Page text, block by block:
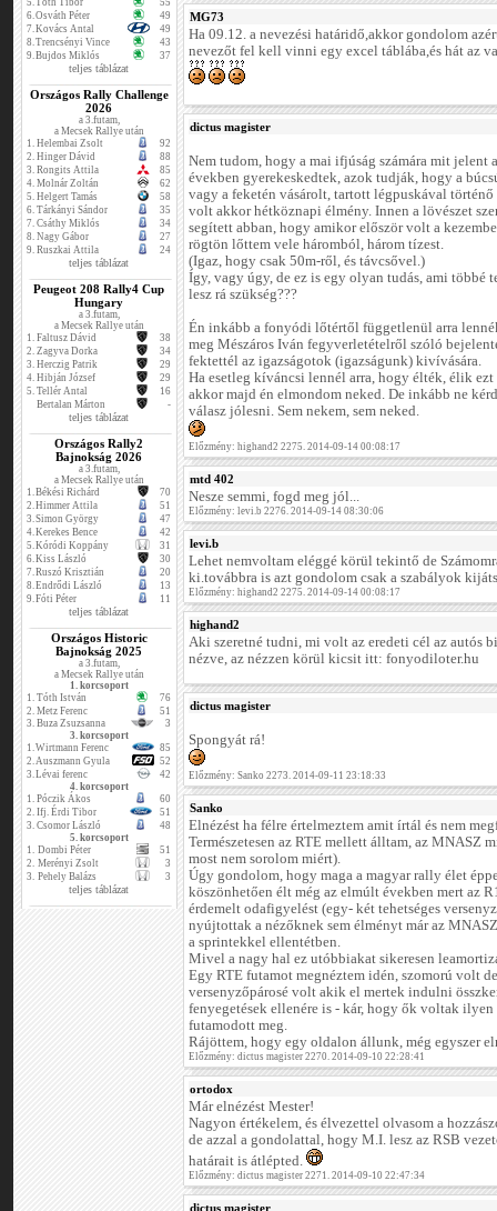
5.Tóth Tibor
55
6.Osváth Péter
49
7.Kovács Antal
49
8.Trencsényi Vince
43
9.Bujdos Miklós 37
teljes táblázat
Országos Rally Challenge
2026
a 3.futam,
a Mecsek Rallye után
1. Helembai Zsolt
92
2. Hinger Dávid
88
3. Rongits Attila
85
4. Molnár Zoltán
62
5. Helgert Tamás
58
6. Tárkányi Sándor
35
7. Csáthy Miklós
34
8. Nagy Gábor
27
9. Ruszkai Attila 24
teljes táblázat
Peugeot 208 Rally4 Cup
Hungary
a 3.futam,
a Mecsek Rallye után
1. Faltusz Dávid
38
2. Zagyva Dorka
34
3. Herczig Patrik
29
4. Hibján József
29
5. Tellér Antal
16
Bertalan Márton
-
teljes táblázat
Országos Rally2
Bajnokság 2026
a 3.futam,
a Mecsek Rallye után
1.Békési Richárd
70
2.Himmer Attila
51
3.Simon György
47
4.Kerekes Bence
42
5.Kóródi Koppány
31
6.Kiss László
30
7.Ruszó Krisztián
20
8.Endrődi László
13
9.Fóti Péter 11
teljes táblázat
Országos Historic
Bajnokság 2025
a 3.futam,
a Mecsek Rallye után
1. korcsoport
1. Tóth István
76
2. Metz Ferenc
51
3. Buza Zsuzsanna
3
3. korcsoport
1.Wirtmann Ferenc
85
2.Auszmann Gyula
52
3.Lévai ferenc
42
4. korcsoport
1. Póczik Ákos
60
2. Ifj. Érdi Tibor
51
3. Csomor László
48
5. korcsoport
1. Dombi Péter
51
2. Merényi Zsolt
3
3. Pehely Balázs 3
teljes táblázat
MG73
Ha 09.12. a nevezési határidő,akkor gondolom
nevezőt fel kell vinni egy excel táblába,és hát az
dictus magister
Nem tudom, hogy a mai ifjúság számára mit jelent
években gyerekeskedtek, azok tudják, hogy a
vagy a feketén vásárolt, tartott légpuskával történő
volt akkor hétköznapi élmény. Innen a lövészet
segített abban, hogy amikor először volt a
rögtön lőttem vele háromból, három tízest.
(Igaz, hogy csak 50m-ről, és távcsővel.)
Így, vagy úgy, de ez is egy olyan tudás, ami többé
lesz rá szükség???
Én inkább a fonyódi lőtértől függetlenül arra
meg Mészáros Iván fegyverletételről szóló
fektettél az igazságotok (igazságunk) kivívására.
Ha esetleg kíváncsi lennél arra, hogy élték, élik
akkor majd én elmondom neked. De inkább ne
válasz jólesni. Sem nekem, sem neked.
Előzmény: highand2 2275. 2014-09-14 00:08:17
mtd 402
Nesze semmi, fogd meg jól...
Előzmény: levi.b 2276. 2014-09-14 08:30:06
levi.b
Lehet nemvoltam eléggé körül tekintő de
ki.továbbra is azt gondolom csak a szabályok
Előzmény: highand2 2275. 2014-09-14 00:08:17
highand2
Aki szeretné tudni, mi volt az eredeti cél az autós
nézve, az nézzen körül kicsit itt: fonyodiloter.hu
dictus magister
Spongyát rá!
Előzmény: Sanko 2273. 2014-09-11 23:18:33
Sanko
Elnézést ha félre értelmeztem amit írtál és nem
Természetesen az RTE mellett álltam, az MNASZ
most nem sorolom miért).
Úgy gondolom, hogy maga a magyar rally élet
köszönhetően élt még az elmúlt években mert az
érdemelt odafigyelést (egy- két tehetséges
nyújtottak a nézőknek sem élményt már az
a sprintekkel ellentétben.
Mivel a nagy hal ez utóbbiakat sikeresen
Egy RTE futamot megnéztem idén, szomorú volt
versenyzőpárosé volt akik el mertek indulni
fenyegetések ellenére is - kár, hogy ők voltak ilyen
futamodott meg.
Rájöttem, hogy egy oldalon állunk, még egyszer
Előzmény: dictus magister 2270. 2014-09-10 22:28:41
ortodox
Már elnézést Mester!
Nagyon értékelem, és élvezettel olvasom a
de azzal a gondolattal, hogy M.I. lesz az RSB
határait is átlépted.
Előzmény: dictus magister 2271. 2014-09-10 22:47:34
dictus magister